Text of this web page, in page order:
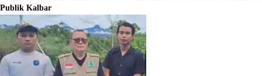
Publik Kalbar